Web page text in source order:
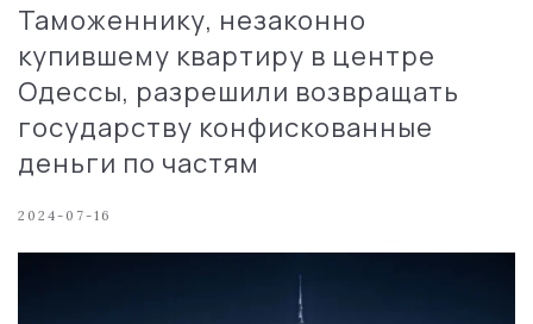
Таможеннику, незаконно
купившему квартиру в центре
Одессы, разрешили возвращать
государству конфискованные
деньги по частям
2024-07-16